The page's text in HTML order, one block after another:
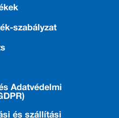
szabályzat
Adatvédelmi
és szállítási